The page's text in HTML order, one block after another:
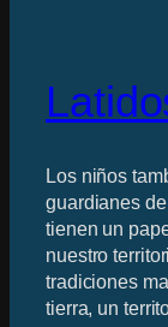
Los niños
guardianes
tienen un
nuestro
tradiciones
tierra, un